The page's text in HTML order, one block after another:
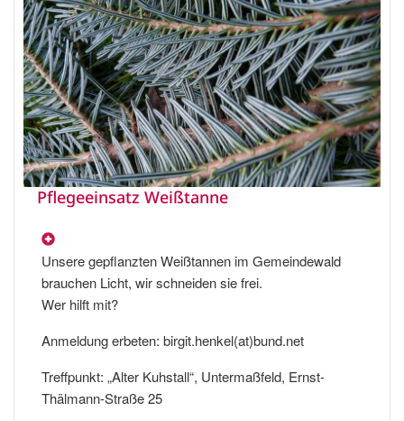
Pflegeeinsatz Weißtanne
Unsere gepflanzten Weißtannen im Gemeindewald
brauchen Licht, wir schneiden sie frei.
Wer hilft mit?
Anmeldung erbeten: birgit.henkel(at)bund.net
Treffpunkt: „Alter Kuhstall“, Untermaßfeld, Ernst-
Thälmann-Straße 25